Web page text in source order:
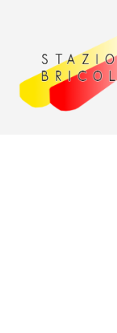
navigazione
contenuto